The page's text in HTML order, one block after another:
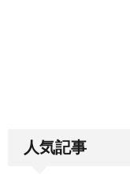
人気記事